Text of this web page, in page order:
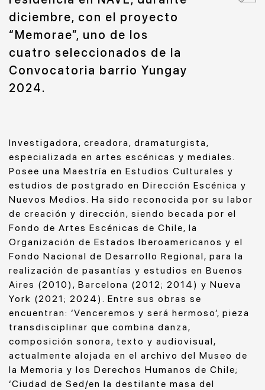
diciembre, con el proyecto
“Memorae”, uno de los
cuatro seleccionados de la
Convocatoria barrio Yungay
2024.
Investigadora, creadora, dramaturgista,
especializada en artes escénicas y mediales.
Posee una Maestría en Estudios Culturales y
estudios de postgrado en Dirección Escénica y
Nuevos Medios. Ha sido reconocida por su labor
de creación y dirección, siendo becada por el
Fondo de Artes Escénicas de Chile, la
Organización de Estados Iberoamericanos y el
Fondo Nacional de Desarrollo Regional, para la
realización de pasantías y estudios en Buenos
Aires (2010), Barcelona (2012; 2014) y Nueva
York (2021; 2024). Entre sus obras se
encuentran: ‘Venceremos y será hermoso’, pieza
transdisciplinar que combina danza,
composición sonora, texto y audiovisual,
actualmente alojada en el archivo del Museo de
la Memoria y los Derechos Humanos de Chile;
‘Ciudad de Sed/en la destilante masa del